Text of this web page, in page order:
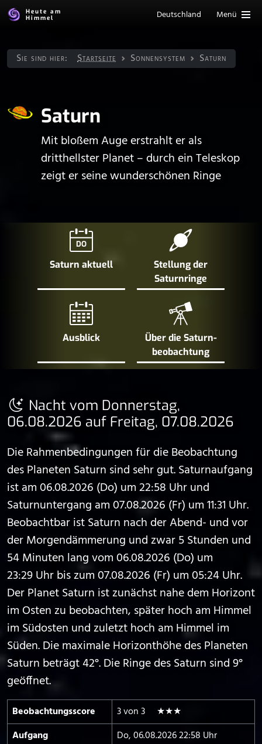
Heute am
Himmel
Deutschland Menü
Sie sind hier: Startseite Sonnen­system Saturn
Saturn
Mit bloßem Auge erstrahlt er als
dritthellster Planet – durch ein Teleskop
zeigt er seine wunderschönen Ringe
DO
Saturn aktuell
Stellung der
Saturn­ringe
Ausblick
Über die Saturn­
beobachtung
Nacht vom Donnerstag,
06.08.2026 auf Freitag, 07.08.2026
Die Rahmenbedingungen für die Beobachtung
des Planeten Saturn sind sehr gut. Saturnaufgang
ist am 06.08.2026 (Do) um 22:58 Uhr und
Saturnuntergang am 07.08.2026 (Fr) um 11:31 Uhr.
Beobachtbar ist Saturn nach der Abend- und vor
der Morgendämmerung und zwar 5 Stunden und
54 Minuten lang vom 06.08.2026 (Do) um
23:29 Uhr bis zum 07.08.2026 (Fr) um 05:24 Uhr.
Der Planet Saturn ist zunächst nahe dem Horizont
im Osten zu beobachten, später hoch am Himmel
im Südosten und zuletzt hoch am Himmel im
Süden. Die maximale Horizonthöhe des Planeten
Saturn beträgt 42°. Die Ringe des Saturn sind 9°
geöffnet.
Beobachtungs­score
3 von 3 ★★★
Aufgang
Do, 06.08.2026 22:58 Uhr